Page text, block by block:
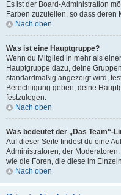
Es ist der Board-Administration
Farben zuzuteilen, so dass
Nach oben
Was ist eine Hauptgruppe?
Wenn du Mitglied in mehr als
Hauptgruppe dazu, deine
standardmäßig angezeigt wird,
Berechtigung geben, deine
festzulegen.
Nach oben
Was bedeutet der „Das Team“-
Auf dieser Seite findest du eine
Administratoren, der
wie die Foren, die diese im
Nach oben